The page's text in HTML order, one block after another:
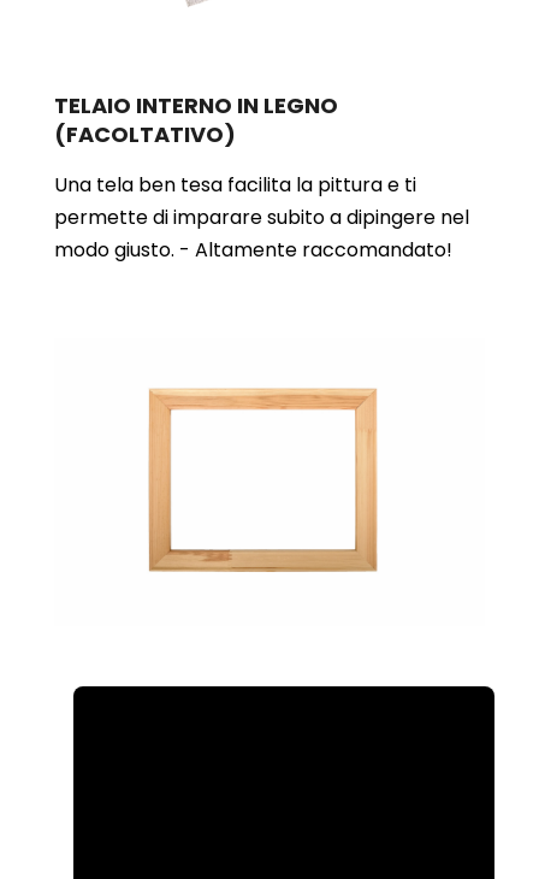
TELAIO INTERNO IN LEGNO
(FACOLTATIVO)
Una tela ben tesa facilita la pittura e ti
permette di imparare subito a dipingere nel
modo giusto. - Altamente raccomandato!